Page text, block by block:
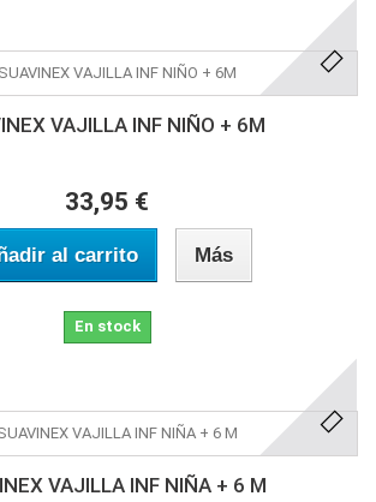
VAJILLA INF NIÑO + 6M
33,95 €
al carrito Más
En stock
VAJILLA INF NIÑA + 6 M